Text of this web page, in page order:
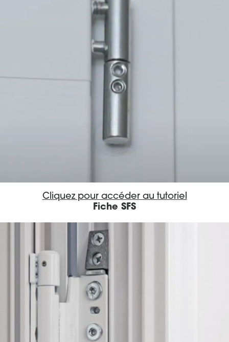
Cliquez pour accéder au tutoriel
Fiche SFS